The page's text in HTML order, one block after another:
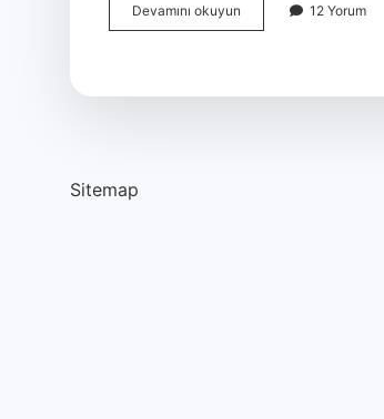
Devamını okuyun Çankırı’nın
su
12 Yorum
Sitemap